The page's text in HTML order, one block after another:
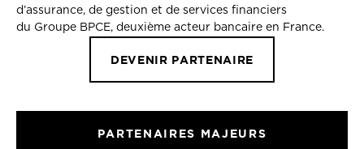
d’assurance, de gestion et de services financiers
du Groupe BPCE, deuxième acteur bancaire en France.
DEVENIR PARTENAIRE
PARTENAIRES MAJEURS